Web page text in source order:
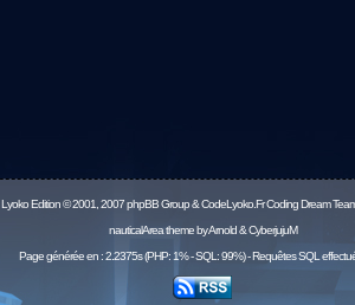
Lyoko Edition © 2001, 2007 phpBB Group & CodeLyoko.Fr Coding Dream
nauticalArea theme by Arnold & CyberjujuM
Page générée en : 2.2375s (PHP: 1% - SQL: 99%) - Requêtes SQL